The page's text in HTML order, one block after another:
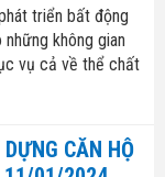
triển bất động
không gian
vụ cả về thể chất
CĂN HỘ